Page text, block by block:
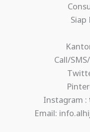
Siap
Call/
Instagram :
Email: